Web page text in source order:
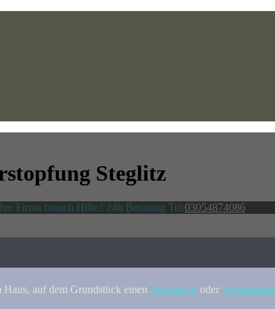
Steglitz
Firma brauch Hilfe? 24h Beratung Tel:03054874086
auf dem Grundstück einen Rohrbruch oder Verstopfung